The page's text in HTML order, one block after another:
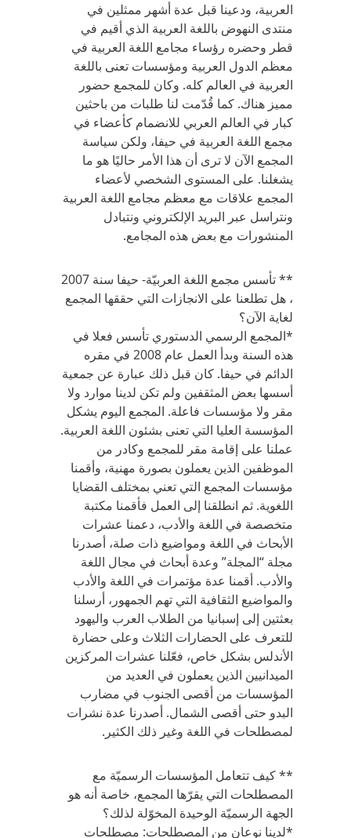
العربية، ودعينا قبل عدة أشهر ممثلين في
منتدى النهوض باللغة العربية الذي أقيم في
قطر وحضره رؤساء مجامع اللغة العربية في
معظم الدول العربية ومؤسسات تعنى باللغة
العربية في العالم كله. وكان للمجمع حضور
مميز هناك. كما قُدّمت لنا طلبات من باحثين
كبار في العالم العربي للانضمام كأعضاء في
مجمع اللغة العربية في حيفا، ولكن سياسة
المجمع الآن لا ترى أن هذا الأمر حاليًا هو ما
يشغلنا. على المستوى الشخصي لأعضاء
المجمع علاقات مع معظم مجامع اللغة العربية
ونتراسل عبر البريد الإلكتروني ونتبادل
المنشورات مع بعض هذه المجامع.
** تأسس مجمع اللغة العربيّة- حيفا سنة 2007
، هل تطلعنا على الانجازات التي حققها المجمع
لغاية الآن؟
*المجمع الرسمي الدستوري تأسس فعلا في
هذه السنة وبدأ العمل عام 2008 في مقره
الدائم في حيفا. كان قبل ذلك عبارة عن جمعية
أسسها بعض المثقفين ولم تكن لدينا موارد ولا
مقر ولا مؤسسات فاعلة. المجمع اليوم يشكل
المؤسسة العليا التي تعنى بشئون اللغة العربية.
عملنا على إقامة مقر للمجمع وكادر من
الموظفين الذين يعملون بصورة مهنية، وأقمنا
مؤسسات المجمع التي تعني بمختلف القضايا
اللغوية. ثم انطلقنا إلى العمل فأقمنا مكتبة
متخصصة في اللغة والأدب، دعمنا عشرات
الأبحاث في اللغة ومواضيع ذات صلة، أصدرنا
مجلة “المجلة” وعدة أبحاث في مجال اللغة
والأدب. أقمنا عدة مؤتمرات في اللغة والأدب
والمواضيع الثقافية التي تهم الجمهور، أرسلنا
بعثتين إلى إسبانيا من الطلاب العرب واليهود
للتعرف على الحضارات الثلاث وعلى حضارة
الأندلس بشكل خاص، فعّلنا عشرات المركزين
الميدانيين الذين يعملون في العديد من
المؤسسات من أقصى الجنوب في مضارب
البدو حتى أقصى الشمال. أصدرنا عدة نشرات
لمصطلحات في اللغة وغير ذلك الكثير.
** كيف تتعامل المؤسسات الرسميّة مع
المصطلحات التي يقرّها المجمع، خاصة أنه هو
الجهة الرسميّة الوحيدة المخوّلة لذلك؟
*لدينا نوعان من المصطلحات: مصطلحات